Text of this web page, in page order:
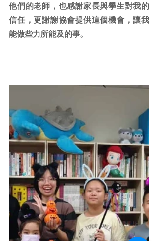
他們的老師，也感謝家長與學生對我的
信任，更謝謝協會提供這個機會，讓我
能做些力所能及的事。